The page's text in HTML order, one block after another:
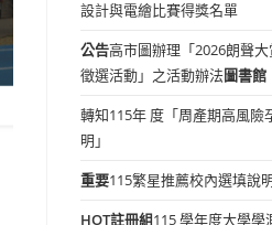
設計與電繪比賽得獎名單
公告高市圖辦理「2026朗聲
徵選活動」之活動辦法圖書館
轉知115年 度「周產期高風險
明」
重要115繁星推薦校內選填說
HOT註冊組115 學年度大學學